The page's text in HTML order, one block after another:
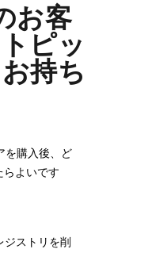
お客
ピッ
持ち
を購入後、ど
よいです
ジストリを削